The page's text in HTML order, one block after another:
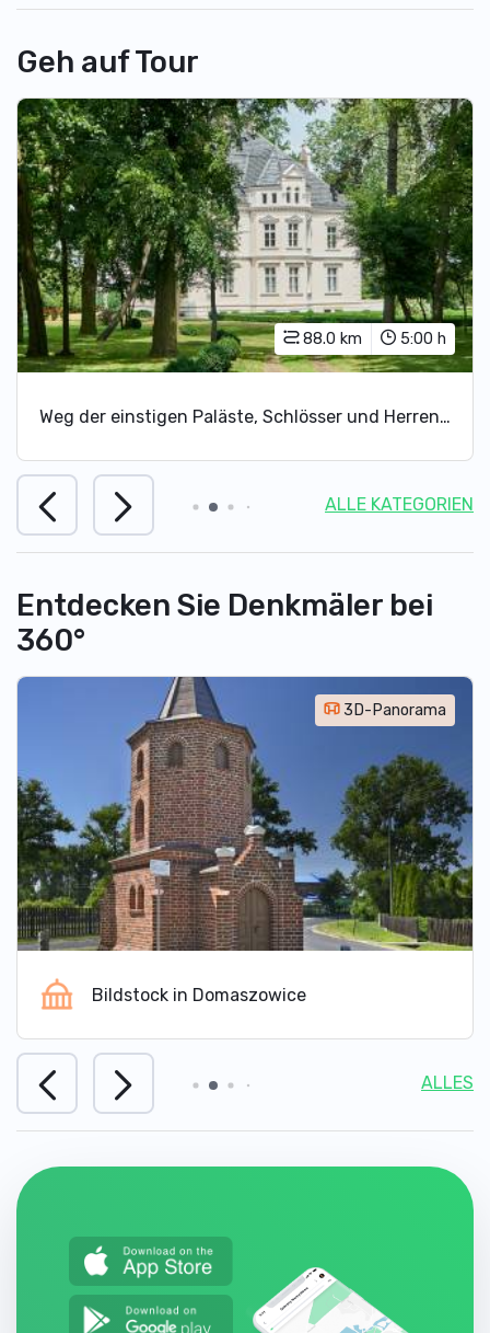
Geh auf Tour
88.0 km 5:00 h
Weg der einstigen Paläste, Schlösser und Herrenhöfe
ALLE KATEGORIEN
Entdecken Sie Denkmäler bei
360°
3D-Panorama
Bildstock in Domaszowice
ALLES